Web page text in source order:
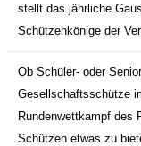
stellt das jährliche
Schützenkönige der
Ob Schüler- oder
Gesellschaftsschütze
Rundenwettkampf des
Schützen etwas zu